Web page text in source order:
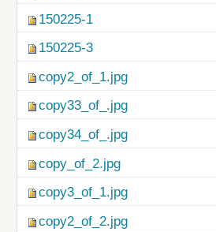
150225-1
150225-3
copy2_of_1.jpg
copy33_of_.jpg
copy34_of_.jpg
copy_of_2.jpg
copy3_of_1.jpg
copy2_of_2.jpg